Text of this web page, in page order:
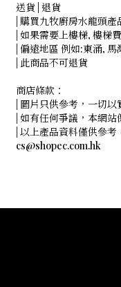
送貨 | 退貨
| 購買九牧廚房水龍頭
| 如果需要上樓梯, 樓梯
| 偏遠地區 例如:東涌,
| 此商品不可退貨
商店條款：
| 圖片只供參考，一切以
| 如有任何爭議，本網
| 以上產品資料僅供參
cs@shopec.com.hk